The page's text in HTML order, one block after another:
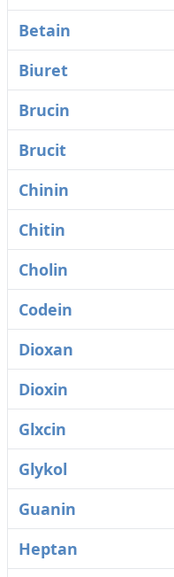
Betain
Biuret
Brucin
Brucit
Chinin
Chitin
Cholin
Codein
Dioxan
Dioxin
Glxcin
Glykol
Guanin
Heptan